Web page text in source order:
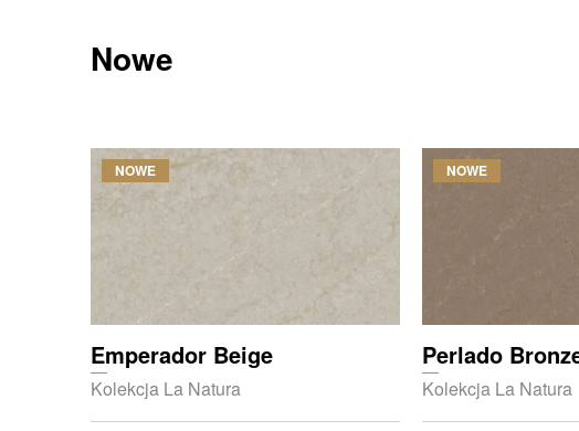
Nowe
NOWE
Emperador Beige
Kolekcja La Natura
NOWE
Perlado
Kolekcja La Natura